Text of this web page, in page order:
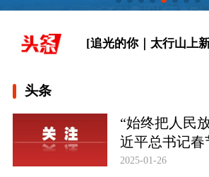
[追光的你｜太行山上
东方之约 相约未来
头条
“始终把人民
近平总书记春
望慰问基层干
2025-01-26